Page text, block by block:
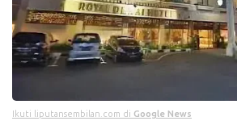
Ikuti liputansembilan.com di Google News